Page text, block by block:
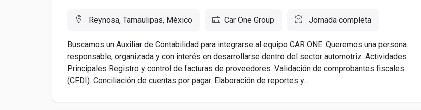
Reynosa, Tamaulipas, México Car One Group Jornada completa
Buscamos un Auxiliar de Contabilidad para integrarse al equipo CAR ONE. Queremos una persona
responsable, organizada y con interés en desarrollarse dentro del sector automotriz. Actividades
Principales Registro y control de facturas de proveedores. Validación de comprobantes fiscales
(CFDI). Conciliación de cuentas por pagar. Elaboración de reportes y...